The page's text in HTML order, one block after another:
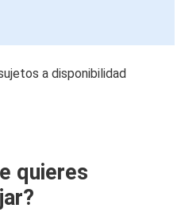
a disponibilidad
quieres